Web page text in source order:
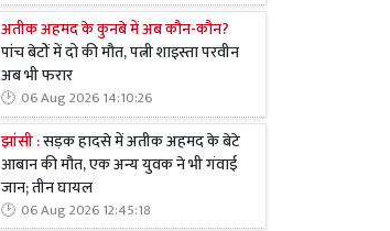
अतीक अहमद के कुनबे में अब कौन-कौन?
पांच बेटों में दो की मौत, पत्नी शाइस्ता परवीन
अब भी फरार
06 Aug 2026 14:10:26
झांसी :सड़क हादसे में अतीक अहमद के बेटे
आबान की मौत, एक अन्य युवक ने भी गंवाई
जान; तीन घायल
06 Aug 2026 12:45:18